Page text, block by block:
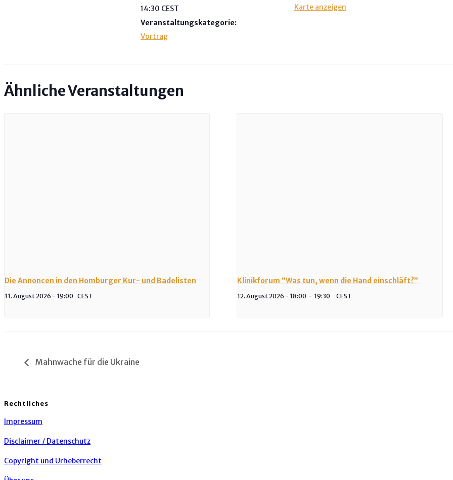
14:30 CEST
Veranstaltungskategorie:
Vortrag
Karte anzeigen
Ähnliche Veranstaltungen
Die Annoncen in den Homburger Kur- und Badelisten
11. August 2026 - 19:00 CEST
Klinikforum “Was tun, wenn die Hand einschläft?”
12. August 2026 - 18:00 - 19:30 CEST
Mahnwache für die Ukraine
Rechtliches
Impressum
Disclaimer / Datenschutz
Copyright und Urheberrecht